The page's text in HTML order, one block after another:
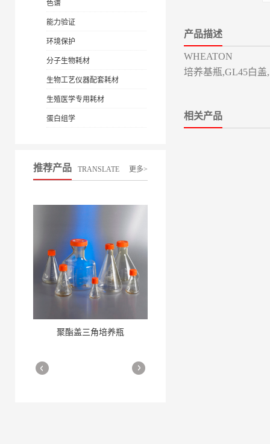
色谱
能力验证
环境保护
分子生物耗材
生物工艺仪器配套耗材
生殖医学专用耗材
蛋白组学
推荐产品 TRANSLATE 更多>
聚酯盖三角培养瓶
产品描述
WHEATON
培养基瓶,GL45白盖
相关产品